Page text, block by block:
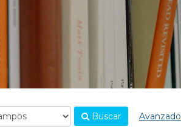
Buscar Avanzado